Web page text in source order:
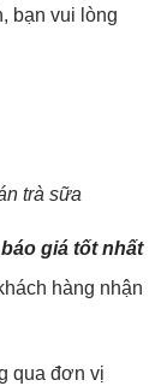
bạn vui lòng
trà sữa
giá tốt nhất
hàng nhận
qua đơn vị